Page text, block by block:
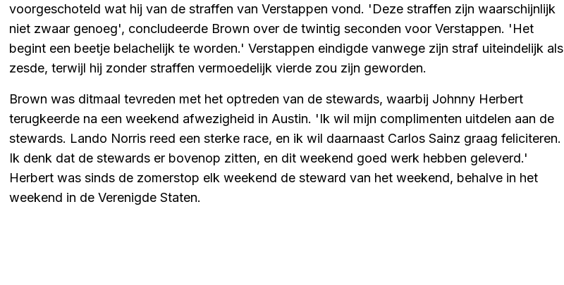
voorgeschoteld wat hij van de straffen van Verstappen vond. 'Deze straffen zijn waarschijnlijk
niet zwaar genoeg', concludeerde Brown over de twintig seconden voor Verstappen. 'Het
begint een beetje belachelijk te worden.' Verstappen eindigde vanwege zijn straf uiteindelijk als
zesde, terwijl hij zonder straffen vermoedelijk vierde zou zijn geworden.
Brown was ditmaal tevreden met het optreden van de stewards, waarbij Johnny Herbert
terugkeerde na een weekend afwezigheid in Austin. 'Ik wil mijn complimenten uitdelen aan de
stewards. Lando Norris reed een sterke race, en ik wil daarnaast Carlos Sainz graag feliciteren.
Ik denk dat de stewards er bovenop zitten, en dit weekend goed werk hebben geleverd.'
Herbert was sinds de zomerstop elk weekend de steward van het weekend, behalve in het
weekend in de Verenigde Staten.